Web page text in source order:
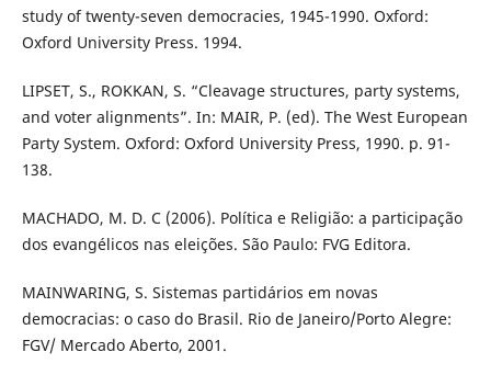
study of twenty-seven democracies, 1945-1990. Oxford:
Oxford University Press. 1994.
LIPSET, S., ROKKAN, S. “Cleavage structures, party systems,
and voter alignments”. In: MAIR, P. (ed). The West European
Party System. Oxford: Oxford University Press, 1990. p. 91-
138.
MACHADO, M. D. C (2006). Política e Religião: a participação
dos evangélicos nas eleições. São Paulo: FVG Editora.
MAINWARING, S. Sistemas partidários em novas
democracias: o caso do Brasil. Rio de Janeiro/Porto Alegre:
FGV/ Mercado Aberto, 2001.